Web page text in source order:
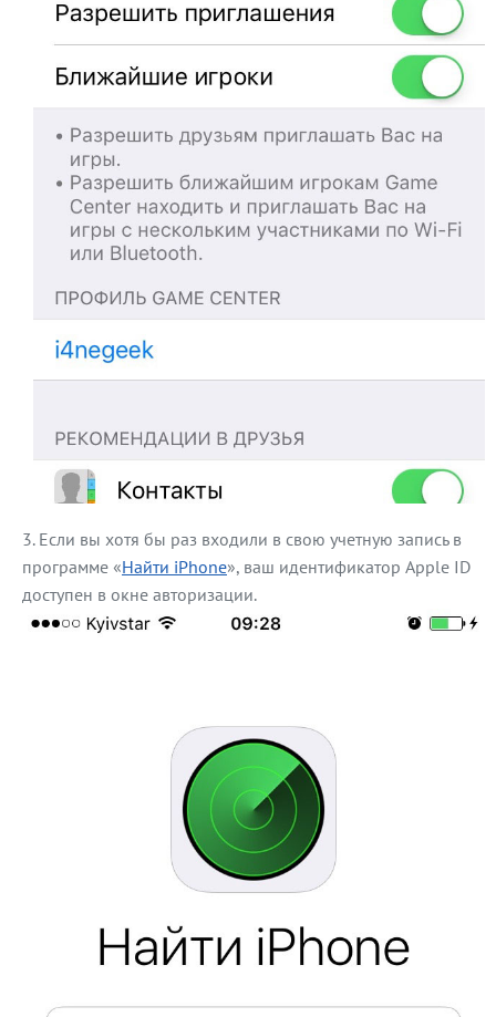
Если вы хотя бы раз входили в свою учетную запись в
программе «Найти iPhone», ваш идентификатор Apple ID
доступен в окне авторизации.